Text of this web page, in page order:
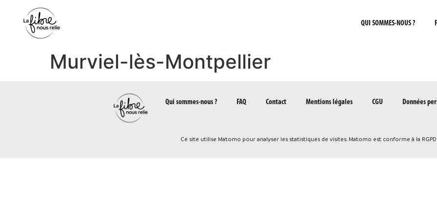
QUI SOMMES-NOUS ?
Murviel-lès-Montpellier
Qui sommes-nous ? FAQ Contact Mentions légales CGU Données
Ce site utilise Matomo pour analyser les statistiques de visites. Matomo est conforme à la
Panneau de gestion des cookies